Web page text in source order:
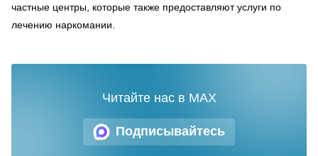
частные центры, которые также предоставляют услуги по
лечению наркомании.
Подписывайтесь
Читайте нас в MAX